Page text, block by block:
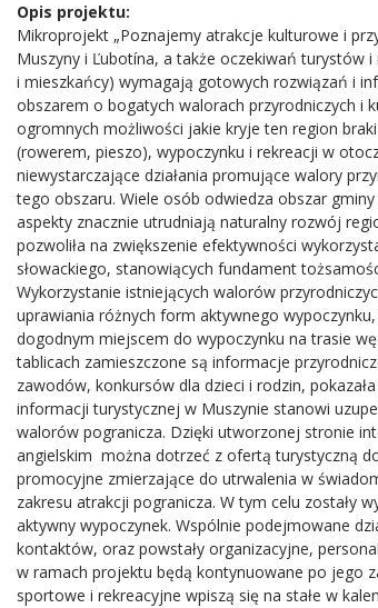
Opis projektu:
Mikroprojekt „Poznajemy atrakcje kulturowe i
Muszyny i Ľubotína, a także oczekiwań turystów i
i mieszkańcy) wymagają gotowych rozwiązań i
obszarem o bogatych walorach przyrodniczych i
ogromnych możliwości jakie kryje ten region
(rowerem, pieszo), wypoczynku i rekreacji w
niewystarczające działania promujące walory
tego obszaru. Wiele osób odwiedza obszar
aspekty znacznie utrudniają naturalny rozwój
pozwoliła na zwiększenie efektywności
słowackiego, stanowiących fundament
Wykorzystanie istniejących walorów
uprawiania różnych form aktywnego
dogodnym miejscem do wypoczynku na trasie
tablicach zamieszczone są informacje
zawodów, konkursów dla dzieci i rodzin,
informacji turystycznej w Muszynie stanowi
walorów pogranicza. Dzięki utworzonej stronie
angielskim można dotrzeć z ofertą turystyczną
promocyjne zmierzające do utrwalenia w
zakresu atrakcji pogranicza. W tym celu zostały
aktywny wypoczynek. Wspólnie podejmowane
kontaktów, oraz powstały organizacyjne,
w ramach projektu będą kontynuowane po jego
sportowe i rekreacyjne wpiszą się na stałe w